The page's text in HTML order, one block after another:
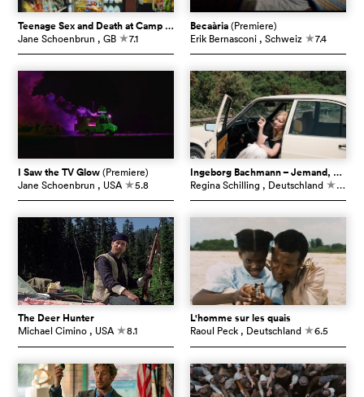
Teenage Sex and Death at Camp Miasma
(Premiere)
Jane Schoenbrun , GB c7.1
Becaària(Premiere)
Erik Bernasconi , Schweiz c7.4
I Saw the TV Glow(Premiere)
Jane Schoenbrun , USA c5.8
Ingeborg Bachmann – Jemand, der einmal ich war
Regina Schilling , Deutschland c6.4
The Deer Hunter
Michael Cimino , USA c8.1
L'homme sur les quais
Raoul Peck , Deutschland c6.5